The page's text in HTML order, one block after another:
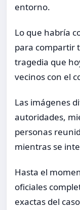
entorno.
Lo que habría
para compartir
tragedia que
vecinos con el
Las imágenes
autoridades,
personas
mientras se
Hasta el
oficiales
exactas del